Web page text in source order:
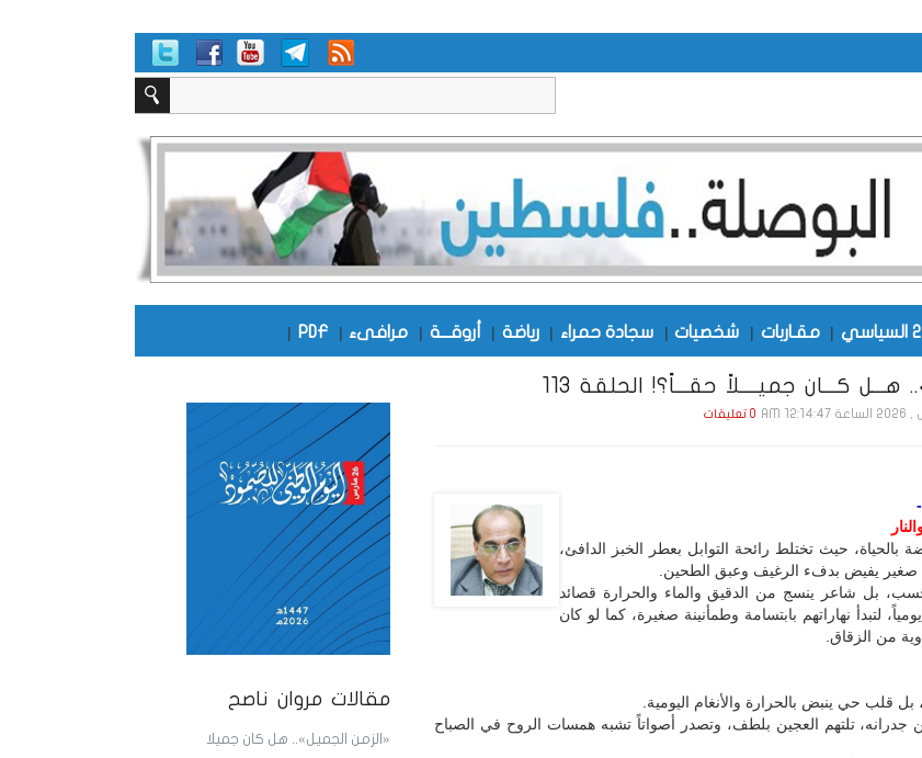
| مقـاربات | شخصيات | سجادة حمراء | رياضة | أروقـــة | مرافىء |
PDF
|
مقالات مروان ناصح
«الزمن الجميل».. هل كان جميلا
كـــان جميــــلاً حقـــاً؟! الحلقة 113
0 تعليقات
بالحياة، حيث تختلط رائحة التوابل بعطر الخبز الدافئ،
صغير يفيض بدفء الرغيف وعبق الطحين.
بل شاعر ينسج من الدقيق والماء والحرارة قصائد
لتبدأ نهاراتهم بابتسامة وطمأنينة صغيرة، كما لو كان
من الزقاق.
قلب حي ينبض بالحرارة والأنغام اليومية.
جدرانه، تلتهم العجين بلطف، وتصدر أصواتاً تشبه همسات الروح في الصباح